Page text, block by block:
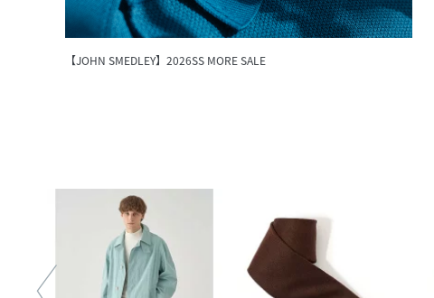
【JOHN SMEDLEY】2026SS MORE SALE